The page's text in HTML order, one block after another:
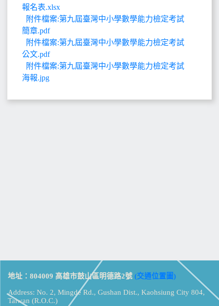
報名表.xlsx
附件檔案:第九屆臺灣中小學數學能力檢定考試
簡章.pdf
附件檔案:第九屆臺灣中小學數學能力檢定考試
公文.pdf
附件檔案:第九屆臺灣中小學數學能力檢定考試
海報.jpg
地址：804009 高雄市鼓山區明德路2號 (交通位置圖)
Address: No. 2, Mingde Rd., Gushan Dist., Kaohsiung City 804,
Taiwan (R.O.C.)